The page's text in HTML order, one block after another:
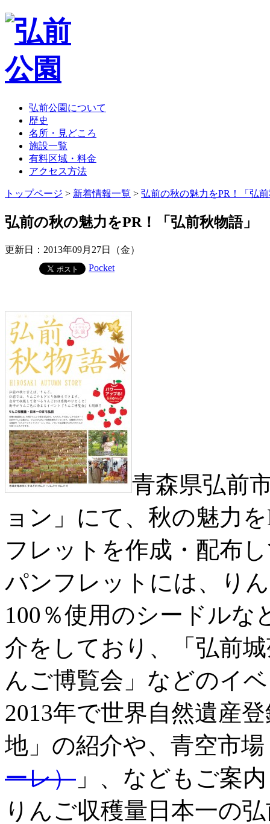
弘前公園について
歴史
名所・見どころ
施設一覧
有料区域・料金
アクセス方法
トップページ > 新着情報一覧 > 弘前の秋の魅力をPR！「弘
弘前の秋の魅力をPR！「弘前秋物語」
更新日：2013年09月27日（金）
Pocket
青森県弘前
ョン」にて、秋の魅力
フレットを作成・配布
パンフレットには、り
100％使用のシードルな
介をしており、「弘前
んご博覧会」などのイ
2013年で世界自然遺産
地」の紹介や、青空市場
ーレ） 」、などもご案
りんご収穫量日本一の